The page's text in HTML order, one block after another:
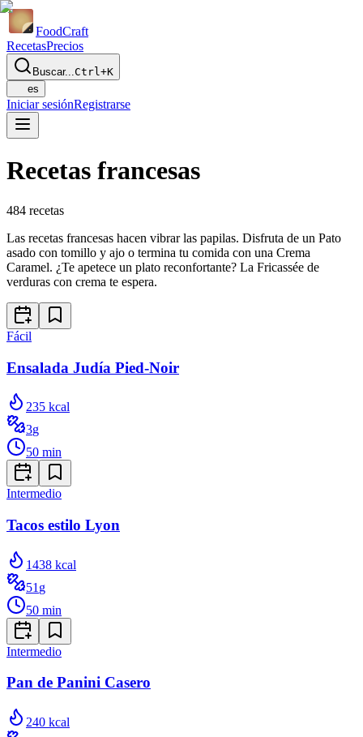
FoodCraft
RecetasPrecios
Buscar...Ctrl+K
es
Iniciar sesiónRegistrarse
Recetas francesas
484 recetas
Las recetas francesas hacen vibrar las papilas. Disfruta de un Pato
asado con tomillo y ajo o termina tu comida con una Crema
Caramel. ¿Te apetece un plato reconfortante? La Fricassée de
verduras con crema te espera.
Fácil
Ensalada Judía Pied-Noir
235 kcal
3g
50 min
Intermedio
Tacos estilo Lyon
1438 kcal
51 g
50 min
Intermedio
Pan de Panini Casero
240 kcal